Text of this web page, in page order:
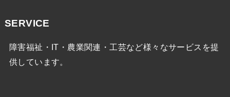
SERVICE
障害福祉・IT・農業関連・工芸など様々なサービスを提
供しています。